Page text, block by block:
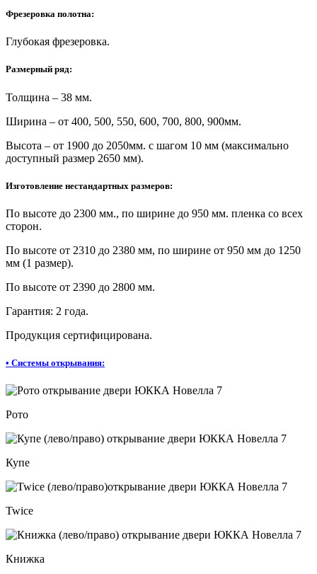
Фрезеровка полотна:
Глубокая фрезеровка.
Размерный ряд:
Толщина – 38 мм.
Ширина – от 400, 500, 550, 600, 700, 800, 900мм.
Высота – от 1900 до 2050мм. с шагом 10 мм (максимально
доступный размер 2650 мм).
Изготовление нестандартных размеров:
По высоте до 2300 мм., по ширине до 950 мм. пленка со всех
сторон.
По высоте от 2310 до 2380 мм, по ширине от 950 мм до 1250
мм (1 размер).
По высоте от 2390 до 2800 мм.
Гарантия: 2 года.
Продукция сертифицирована.
• Системы открывания:
Рото
Купе
Twice
Книжка